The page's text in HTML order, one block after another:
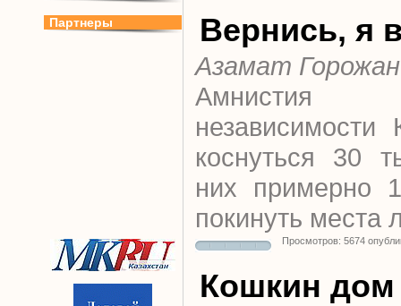
Партнеры Вернись, я
Азамат
Амнистия
независимости
коснуться 30
них примерно
покинуть места
Просмотров: 5674
Кошкин дом